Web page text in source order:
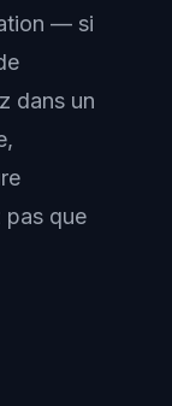
— si
dans un
pas que